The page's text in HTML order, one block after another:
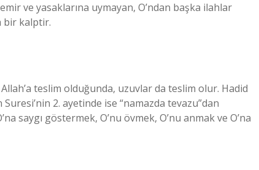
ve yasaklarına uymayan, O’ndan başka ilahlar
bir kalptir.
teslim olduğunda, uzuvlar da teslim olur. Hadid
2. ayetinde ise “namazda tevazu”dan
saygı göstermek, O’nu övmek, O’nu anmak ve O’na